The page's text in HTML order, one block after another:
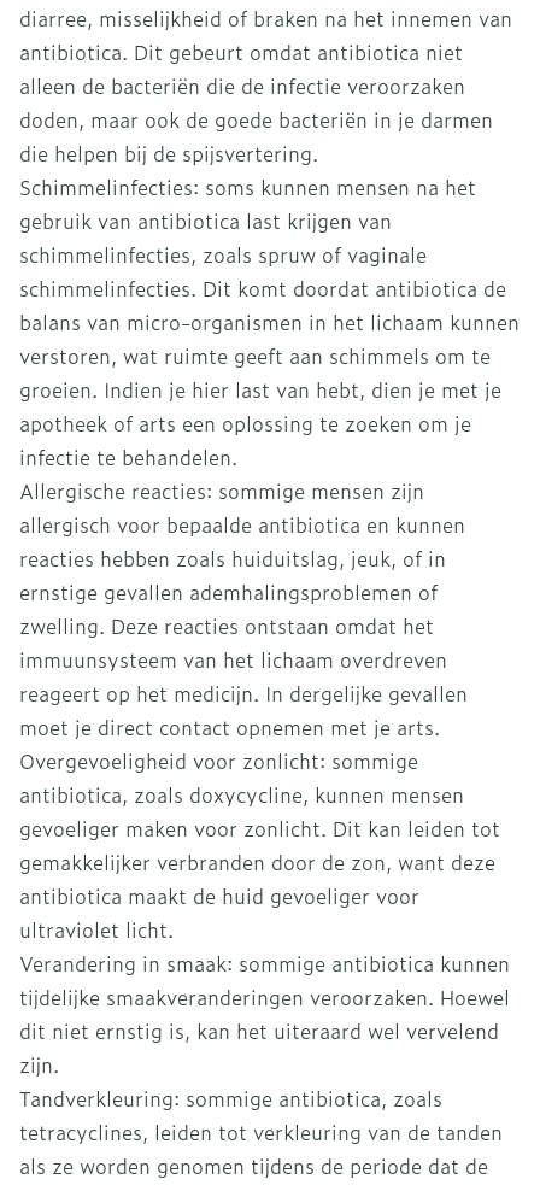
diarree, misselijkheid of braken na het innemen van
antibiotica. Dit gebeurt omdat antibiotica niet
alleen de bacteriën die de infectie veroorzaken
doden, maar ook de goede bacteriën in je darmen
die helpen bij de spijsvertering.
Schimmelinfecties: soms kunnen mensen na het
gebruik van antibiotica last krijgen van
schimmelinfecties, zoals spruw of vaginale
schimmelinfecties. Dit komt doordat antibiotica de
balans van micro-organismen in het lichaam kunnen
verstoren, wat ruimte geeft aan schimmels om te
groeien. Indien je hier last van hebt, dien je met je
apotheek of arts een oplossing te zoeken om je
infectie te behandelen.
Allergische reacties: sommige mensen zijn
allergisch voor bepaalde antibiotica en kunnen
reacties hebben zoals huiduitslag, jeuk, of in
ernstige gevallen ademhalingsproblemen of
zwelling. Deze reacties ontstaan omdat het
immuunsysteem van het lichaam overdreven
reageert op het medicijn. In dergelijke gevallen
moet je direct contact opnemen met je arts.
Overgevoeligheid voor zonlicht: sommige
antibiotica, zoals doxycycline, kunnen mensen
gevoeliger maken voor zonlicht. Dit kan leiden tot
gemakkelijker verbranden door de zon, want deze
antibiotica maakt de huid gevoeliger voor
ultraviolet licht.
Verandering in smaak: sommige antibiotica kunnen
tijdelijke smaakveranderingen veroorzaken. Hoewel
dit niet ernstig is, kan het uiteraard wel vervelend
zijn.
Tandverkleuring: sommige antibiotica, zoals
tetracyclines, leiden tot verkleuring van de tanden
als ze worden genomen tijdens de periode dat de